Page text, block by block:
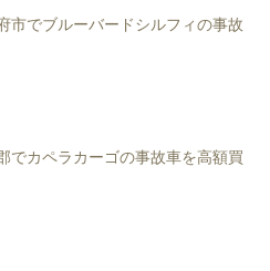
市でブルーバードシルフィの事故
でカペラカーゴの事故車を高額買